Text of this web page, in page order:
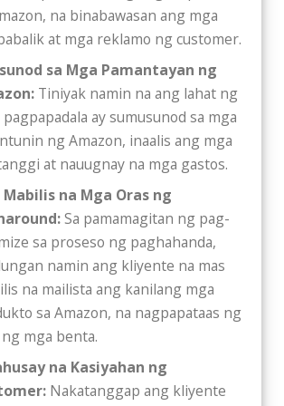
na binabawasan ang mga
at mga reklamo ng customer.
sa Mga Pamantayan ng
Tiniyak namin na ang lahat ng
pagpapadala ay sumusunod sa mga
ng Amazon, inaalis ang mga
at nauugnay na mga gastos.
Mabilis na Mga Oras ng
Sa pamamagitan ng pag-
sa proseso ng paghahanda,
namin ang kliyente na mas
na mailista ang kanilang mga
sa Amazon, na nagpapataas ng
mga benta.
na Kasiyahan ng
Nakatanggap ang kliyente